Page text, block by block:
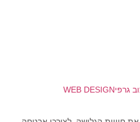
גרפיWEB DESIGN